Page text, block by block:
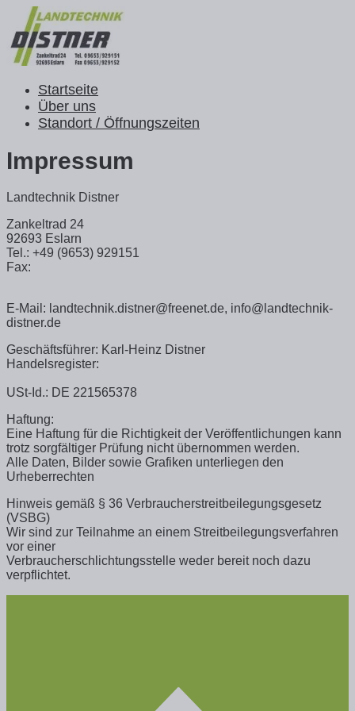
Startseite
Über uns
Standort / Öffnungszeiten
Impressum
Landtechnik Distner
Zankeltrad 24
92693 Eslarn
Tel.: +49 (9653) 929151
Fax:
E-Mail: landtechnik.distner@freenet.de, info@landtechnik-
distner.de
Geschäftsführer: Karl-Heinz Distner
Handelsregister:
USt-Id.: DE 221565378
Haftung:
Eine Haftung für die Richtigkeit der Veröffentlichungen kann
trotz sorgfältiger Prüfung nicht übernommen werden.
Alle Daten, Bilder sowie Grafiken unterliegen den
Urheberrechten
Hinweis gemäß § 36 Verbraucherstreitbeilegungsgesetz
(VSBG)
Wir sind zur Teilnahme an einem Streitbeilegungsverfahren
vor einer
Verbraucherschlichtungsstelle weder bereit noch dazu
verpflichtet.